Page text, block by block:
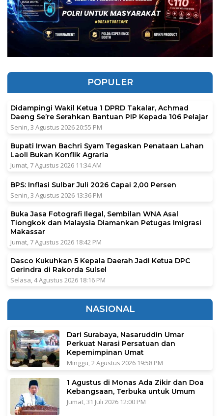
POPULER
Didampingi Wakil Ketua 1 DPRD Takalar, Achmad
Daeng Se’re Serahkan Bantuan PIP Kepada 106 Pelajar
Senin, 3 Agustus 2026 20:55 PM
Bupati Irwan Bachri Syam Tegaskan Penataan Lahan
Laoli Bukan Konflik Agraria
Jumat, 7 Agustus 2026 11:34 AM
BPS: Inflasi Sulbar Juli 2026 Capai 2,00 Persen
Senin, 3 Agustus 2026 13:36 PM
Buka Jasa Fotografi Ilegal, Sembilan WNA Asal
Tiongkok dan Malaysia Diamankan Petugas Imigrasi
Makassar
Jumat, 7 Agustus 2026 18:42 PM
Dasco Kukuhkan 5 Kepala Daerah Jadi Ketua DPC
Gerindra di Rakorda Sulsel
Selasa, 4 Agustus 2026 18:16 PM
NASIONAL
Dari Surabaya, Nasaruddin Umar
Perkuat Narasi Persatuan dan
Kepemimpinan Umat
Minggu, 2 Agustus 2026 19:58 PM
1 Agustus di Monas Ada Zikir dan Doa
Kebangsaan, Terbuka untuk Umum
Jumat, 31 Juli 2026 12:00 PM